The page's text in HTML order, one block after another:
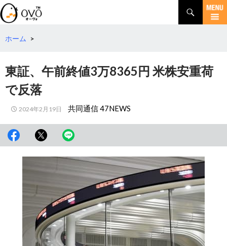
検
索
コ
テ
へ
ホーム >
東証、午前終値3万8365円 米株安重荷
で反落
2024年2月19日 共同通信 47NEWS